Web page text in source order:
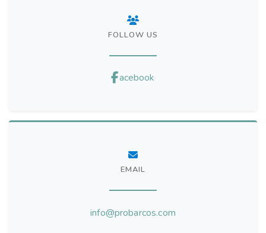
FOLLOW US
acebook
EMAIL
info@probarcos.com